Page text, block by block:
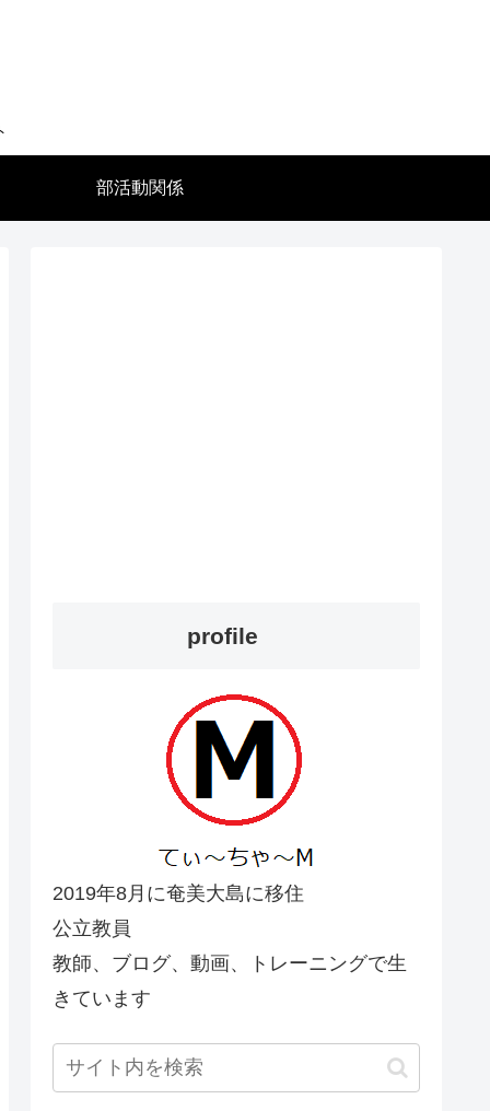
部活動関係
profile
2019年8月に奄美大島に移住
公立教員
教師、ブログ、動画、トレーニングで生
きています